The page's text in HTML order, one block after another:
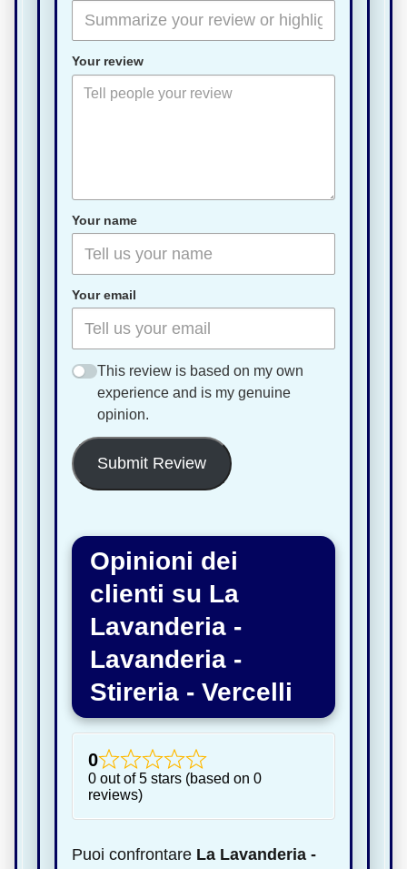
Your review
Your name
Your email
This review is based on my own
experience and is my genuine
opinion.
Submit Review
Opinioni dei
clienti su La
Lavanderia -
Lavanderia -
Stireria - Vercelli
0
0 out of 5 stars (based on 0
reviews)
Puoi confrontare La Lavanderia -